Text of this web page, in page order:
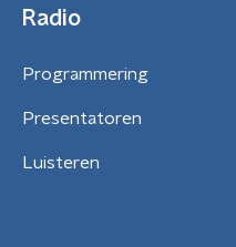
Radio
Programmering
Presentatoren
Luisteren